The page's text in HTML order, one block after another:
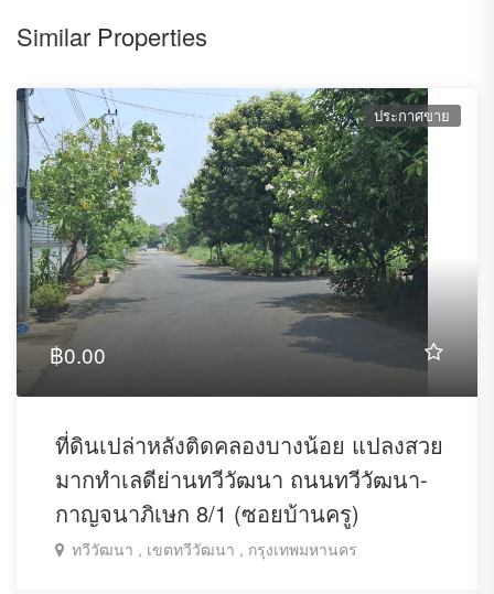
Similar Properties
ประกาศขาย
฿0.00
ที่ดินเปล่าหลังติดคลองบางน้อย แปลงสวย
มากทำเลดีย่านทวีวัฒนา ถนนทวีวัฒนา-
กาญจนาภิเษก 8/1 (ซอยบ้านครู)
ทวีวัฒนา , เขตทวีวัฒนา , กรุงเทพมหานคร